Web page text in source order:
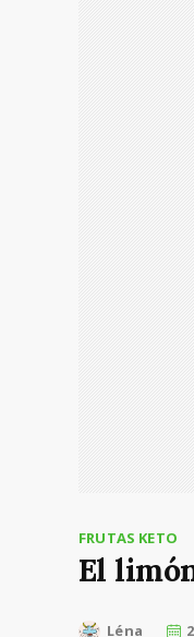
FRUTAS KETO
El
Léna